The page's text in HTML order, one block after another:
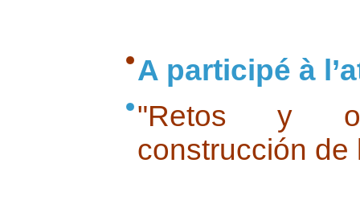
A participé à
"Retos y
construcción de